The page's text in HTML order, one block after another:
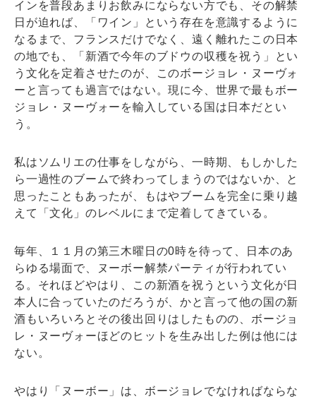
インを普段あまりお飲みにならない方でも、その解禁
日が迫れば、「ワイン」という存在を意識するように
なるまで、フランスだけでなく、遠く離れたこの日本
の地でも、「新酒で今年のブドウの収穫を祝う」とい
う文化を定着させたのが、このボージョレ・ヌーヴォ
ーと言っても過言ではない。現に今、世界で最もボー
ジョレ・ヌーヴォーを輸入している国は日本だとい
う。
私はソムリエの仕事をしながら、一時期、もしかした
ら一過性のブームで終わってしまうのではないか、と
思ったこともあったが、もはやブームを完全に乗り越
えて「文化」のレベルにまで定着してきている。
毎年、１１月の第三木曜日の0時を待って、日本のあ
らゆる場面で、ヌーボー解禁パーティが行われてい
る。それほどやはり、この新酒を祝うという文化が日
本人に合っていたのだろうが、かと言って他の国の新
酒もいろいろとその後出回りはしたものの、ボージョ
レ・ヌーヴォーほどのヒットを生み出した例は他には
ない。
やはり「ヌーボー」は、ボージョレでなければならな